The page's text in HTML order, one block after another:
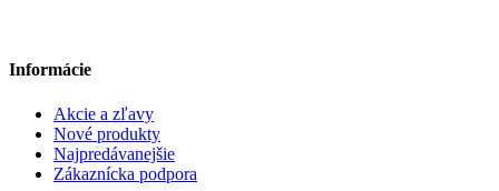
Informácie
Akcie a zľavy
Nové produkty
Najpredávanejšie
Zákaznícka podpora